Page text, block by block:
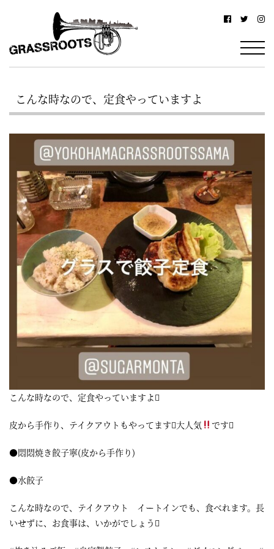
浜
グ
ス
ル
ツ
–
YOKOHAMA
Grassroots
–
駅
北
西
口
か
徒
歩
約
3
分・
鶴
屋
町
に
あ
ダ
イ
ニ
ン
グ
ー
こんな時なので、定食やっていますよ
こんな時なので、定食やっていますよ
皮から手作り、テイクアウトもやってます大人気 です
●悶悶焼き餃子寧(皮から手作り)
●水餃子
こんな時なので、テイクアウト イートインでも、食べれます。長
いせずに、お食事は、いかがでしょう